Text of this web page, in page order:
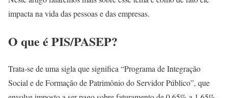
impacta na vida das pessoas e das empresas.
O que é PIS/PASEP?
Trata-se de uma sigla que significa “Programa de Integração
Social e de Formação de Patrimônio do Servidor Público”, que